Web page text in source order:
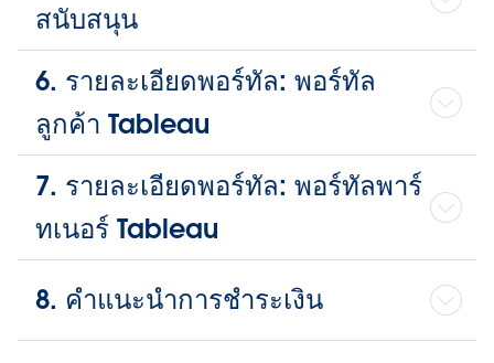
สนับสนุน
6. รายละเอียดพอร์ทัล: พอร์ทัล
ลูกค้า Tableau
7. รายละเอียดพอร์ทัล: พอร์ทัลพาร์
ทเนอร์ Tableau
8. คำแนะนำการชำระเงิน